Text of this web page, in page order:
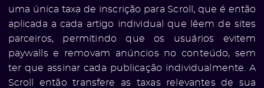
uma única taxa de inscrição para Scroll, que é então
aplicada a cada artigo individual que lêem de sites
parceiros, permitindo que os usuários evitem
paywalls e removam anúncios no conteúdo, sem
ter que assinar cada publicação individualmente. A
Scroll então transfere as taxas relevantes de sua